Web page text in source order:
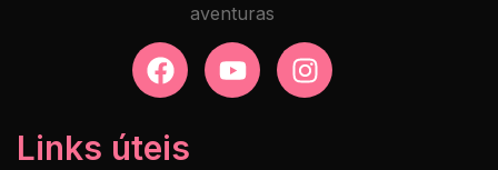
aventuras
Links úteis